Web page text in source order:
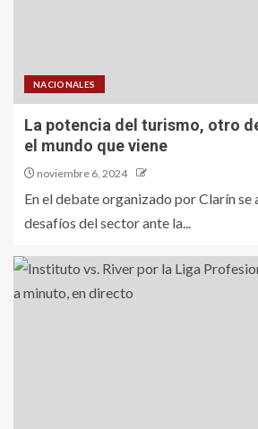
NACIONALES
La potencia del turismo, otro
el mundo que viene
noviembre 6, 2024
En el debate organizado por Clarín se
desafíos del sector ante la...